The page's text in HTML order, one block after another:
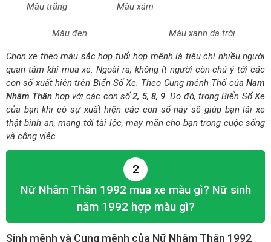
Màu trắng Màu xám
Màu đen Màu xanh da trời
Chọn xe theo màu sắc hợp tuổi hợp mệnh là tiêu chí nhiều người
quan tâm khi mua xe. Ngoài ra, không ít người còn chú ý tới các
con số xuất hiện trên Biển Số Xe. Theo Cung mệnh Thổ của
hợp với các con số2, 5, 8, 9
của bạn khi có sự xuất hiện các con số này sẽ giúp bạn lái xe
thật bình an, mang tới tài lộc, may mắn cho bạn trong cuộc sống
và công việc.